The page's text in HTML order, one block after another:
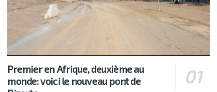
Premier en Afrique, deuxième au
monde: voici le nouveau pont de